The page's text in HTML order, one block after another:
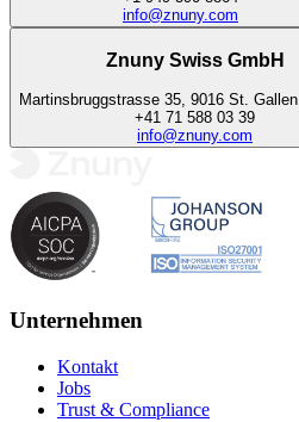
info@znuny.com
Znuny Swiss GmbH
Martinsbruggstrasse 35 9016 St. Gallen
+41 71 588 03 39
info@znuny.com
Unternehmen
Kontakt
Jobs
Trust & Compliance